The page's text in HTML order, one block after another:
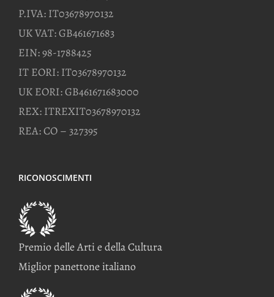
P.IVA: IT03678970132
UK VAT: GB461671683
EIN: 98-1788425
IT EORI: IT03678970132
UK EORI: GB461671683000
REX: ITREXIT03678970132
REA: CO – 327395
RICONOSCIMENTI
Premio delle Arti e della Cultura
Miglior panettone italiano